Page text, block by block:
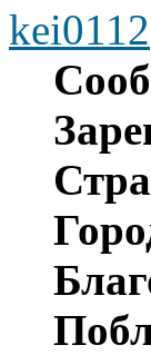
kei0112